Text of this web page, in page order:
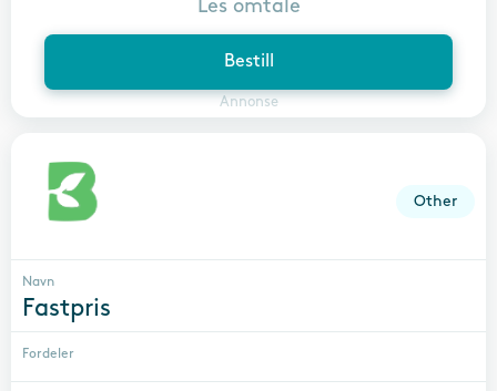
Bestill
Annonse
Les omtale
Other
Navn
Fastpris
Fordeler